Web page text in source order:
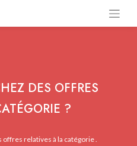
DES OFFRES
?
relatives à la catégorie .